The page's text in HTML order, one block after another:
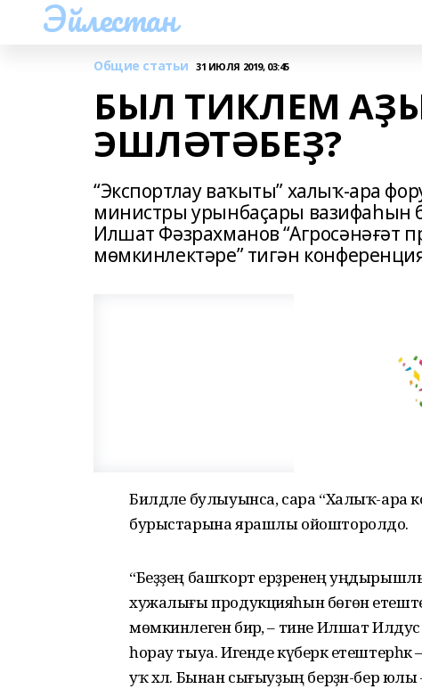
Эйлестан
Общие статьи 31 ИЮЛЯ 2019, 03:45
БЫЛ ТИКЛЕМ
ЭШЛӘТӘБЕҘ?
“Экспортлау ваҡыты” халыҡ-ара
министры урынбаҫары
Илшат Фәзрахманов “Агросәнәғәт
мөмкинлектәре” тигән
Билдәле булыуынса, сара “Халыҡ-ара
бурыстарына ярашлы ойошторолдо.
“Беҙҙең башҡорт ерҙәренең
хужалығы продукцияһын бөгөн
мөмкинлеген бирә, – тине Илшат
һорау тыуа. Игенде күберәк етештерһәк
уҡ хәл. Бынан сығыуҙың берҙән-бер юлы